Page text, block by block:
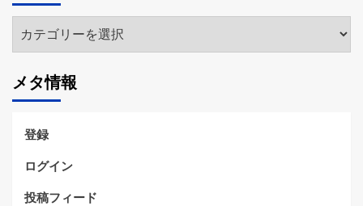
ブ
テ
リ
ー
メタ情報
登録
ログイン
投稿フィード